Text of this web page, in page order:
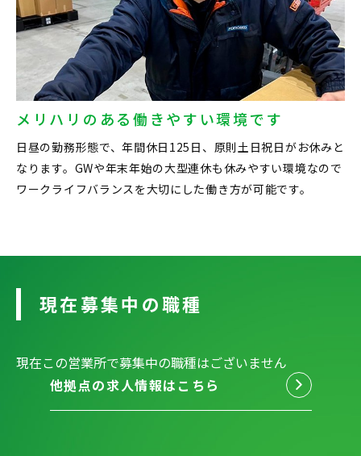
メリハリのある働きやすい環境です
日昼の勤務形態で、年間休日125日、原則土日祝日がお休みと
なります。GWや年末年始の大型連休も休みやすい環境なので
ワークライフバランスを大切にした働き方が可能です。
現在募集中の職種
現在この営業所で募集中の職種はございません
他拠点の求人情報はこちら